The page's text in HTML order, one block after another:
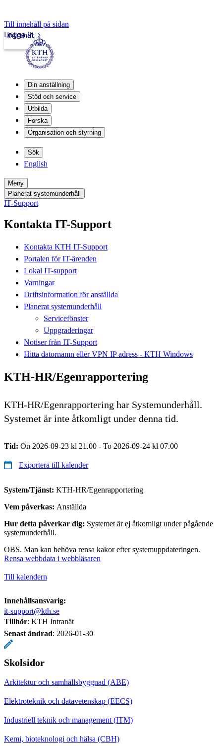
Till innehåll på sidan
Intranät
Logga in
Din anställning
Stöd och service
Utbilda
Forska
Organisation och styrning
Sök
English
Meny
Planerat systemunderhåll
IT-Support
Kontakta IT-Support
Kontakta KTH IT-Support
Portalen för IT-ärenden
Lokal IT-support
Varningar
Driftsinformation för anställda
Planerat systemunderhåll
Servicefönster
Uppgraderingar
Notiser från IT-Support
Hitta datornamn eller VPN IP adress - KTH Windows
KTH-HR/Egenrapportering
KTH-HR/Egenrapportering har Systemunderhåll.
Systemet är inte åtkomligt under denna tid.
Tid: On 2026-09-23 kl 21.00 - To 2026-09-24 kl 07.00
Exportera till kalender
System/Tjänst: KTH-HR/Egenrapportering
Vem påverkas: Anställda
Hur detta påverkar dig: Systemet är ej åtkomligt under pågående
systemunderhåll.
OBS. Man kan behöva rensa kakor efter systemuppdateringen.
Rensa webbdata i webbläsaren
Till kalendern
Innehållsansvarig:
it-support@kth.se
Tillhör: KTH Intranät
Senast ändrad: 2026-01-30
Skolsidor
Arkitektur och samhällsbyggnad (ABE)
Elektroteknik och datavetenskap (EECS)
Industriell teknik och management (ITM)
Kemi, bioteknologi och hälsa (CBH)